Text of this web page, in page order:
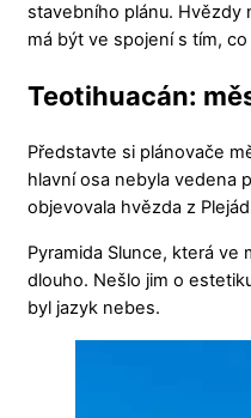
stavebního plánu. Hvězdy
má být ve spojení s tím,
Teotihuacán:
Představte si plánovače
hlavní osa nebyla vedena
objevovala hvězda z
Pyramida Slunce, která
dlouho. Nešlo jim o
byl jazyk nebes.